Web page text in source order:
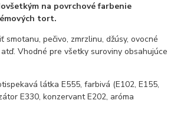
na povrchové farbenie
tort.
smotanu, pečivo, zmrzlinu, džúsy, ovocné
Vhodné pre všetky suroviny obsahujúce
látka E555, farbivá (E102, E155,
E330, konzervant E202, aróma